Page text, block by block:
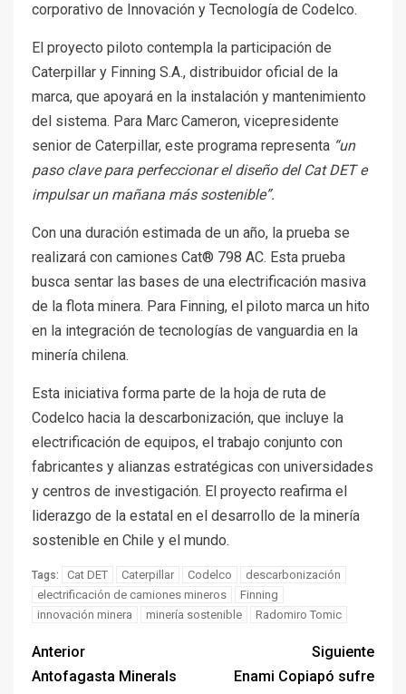
corporativo de Innovación y Tecnología de Codelco.
El proyecto piloto contempla la participación de
Caterpillar y Finning S.A., distribuidor oficial de la
marca, que apoyará en la instalación y mantenimiento
del sistema. Para Marc Cameron, vicepresidente
senior de Caterpillar, este programa representa “un
paso clave para perfeccionar el diseño del Cat DET e
impulsar un mañana más sostenible”.
Con una duración estimada de un año, la prueba se
realizará con camiones Cat® 798 AC. Esta prueba
busca sentar las bases de una electrificación masiva
de la flota minera. Para Finning, el piloto marca un hito
en la integración de tecnologías de vanguardia en la
minería chilena.
Esta iniciativa forma parte de la hoja de ruta de
Codelco hacia la descarbonización, que incluye la
electrificación de equipos, el trabajo conjunto con
fabricantes y alianzas estratégicas con universidades
y centros de investigación. El proyecto reafirma el
liderazgo de la estatal en el desarrollo de la minería
sostenible en Chile y el mundo.
Tags: Cat DET Caterpillar Codelco
descarbonización
electrificación de camiones mineros
Finning
innovación minera
minería sostenible Radomiro Tomic
Anterior
Antofagasta Minerals
Siguiente
Enami Copiapó sufre